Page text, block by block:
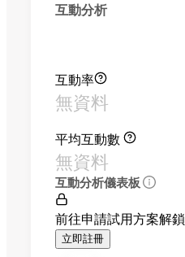
互動分析
互動率
無資料
平均互動數
無資料
互動分析儀表板
前往申請試用方案解鎖
立即註冊